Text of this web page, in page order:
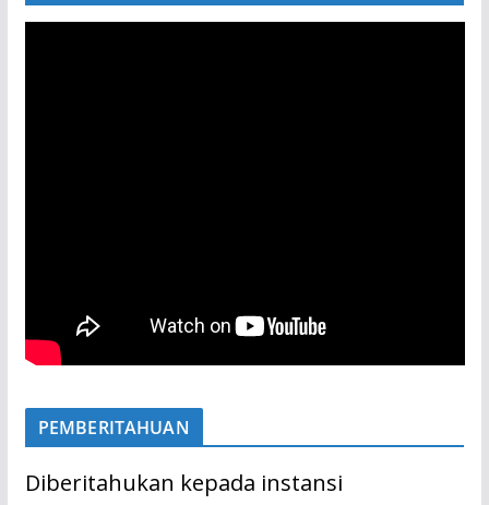
PEMBERITAHUAN
Diberitahukan kepada instansi